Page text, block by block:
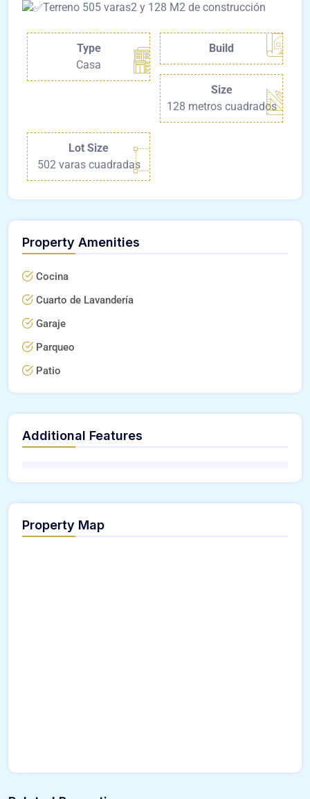
Terreno 505 varas2 y 128 M2 de construcción
Type
Casa
Build
Size
128 metros cuadrados
Lot Size
502 varas cuadradas
Property Amenities
Cocina
Cuarto de Lavandería
Garaje
Parqueo
Patio
Additional Features
Property Map